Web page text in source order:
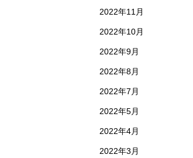
2022年11月
2022年10月
2022年9月
2022年8月
2022年7月
2022年5月
2022年4月
2022年3月